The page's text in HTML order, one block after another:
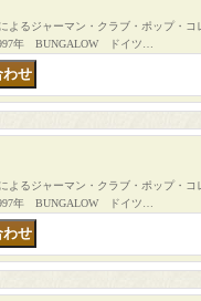
よるジャーマン・クラブ・ポップ・コ
年 BUNGALOW ドイツ…
よるジャーマン・クラブ・ポップ・コ
年 BUNGALOW ドイツ…